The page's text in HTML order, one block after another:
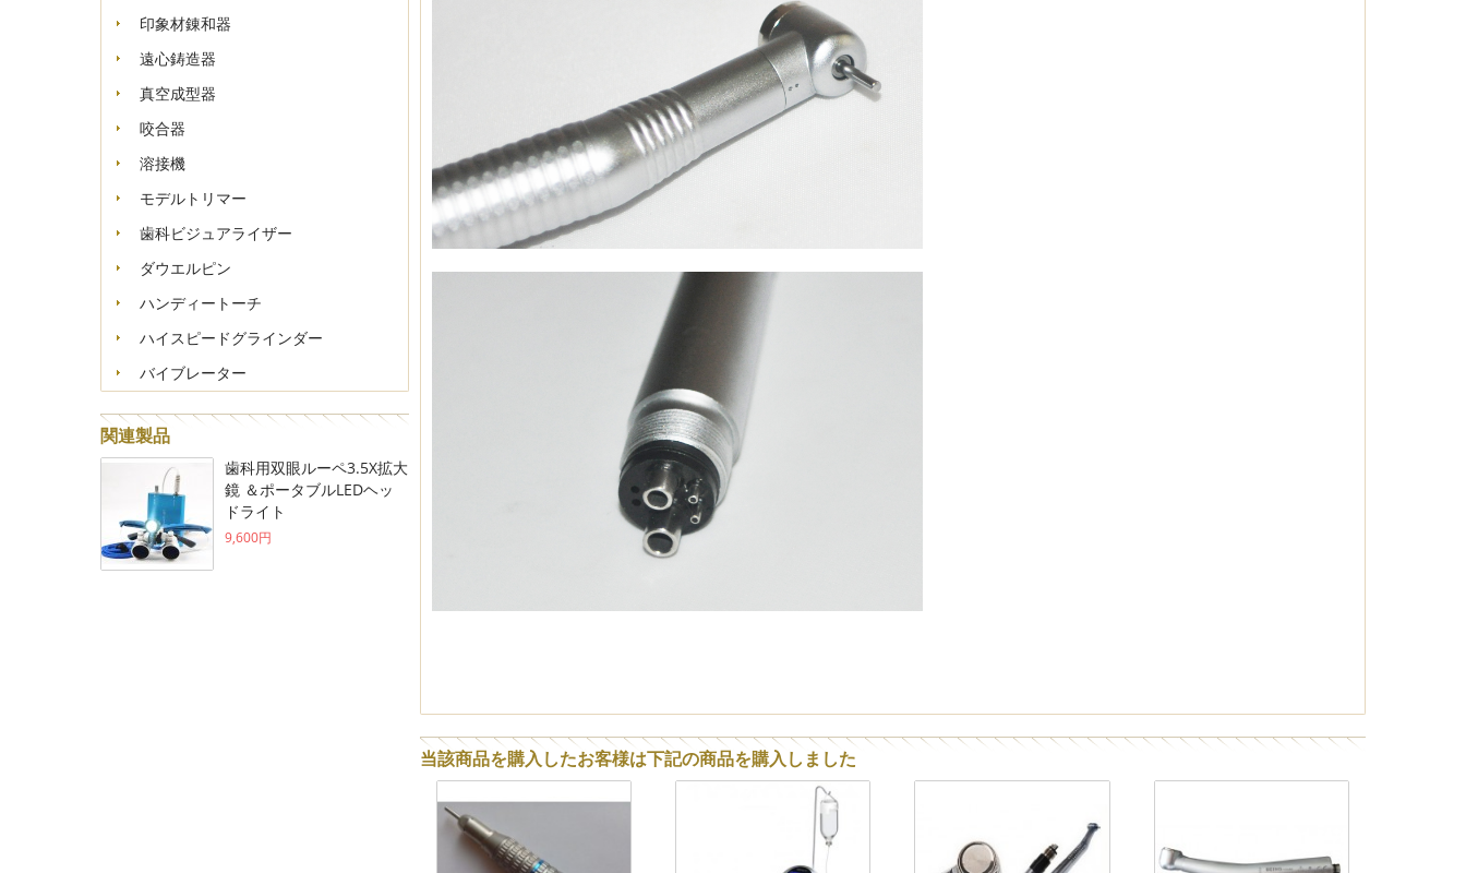
当該商品を購入したお客様は下記の商品を購入しました
印象材錬和器
遠心鋳造器
真空成型器
咬合器
溶接機
モデルトリマー
歯科ビジュアライザー
ダウエルピン
ハンディートーチ
ハイスピードグラインダー
バイブレーター
関連製品
歯科用双眼ルーペ3.5X拡大
鏡 ＆ポータブルLEDヘッ
ドライト
9,600円